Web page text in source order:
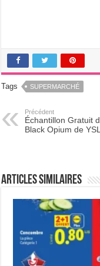
Tags SUPERMARCHÉ
Précédent
Échantillon Gratuit
Black Opium de
Articles Similaires